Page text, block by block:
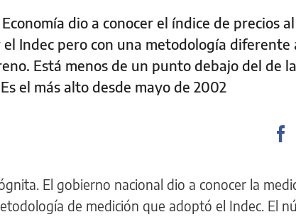
dio a conocer el índice de precios
Indec pero con una metodología
Está menos de un punto debajo del de
el más alto desde mayo de 2002
El gobierno nacional dio a conocer la
de medición que adoptó el Indec. El